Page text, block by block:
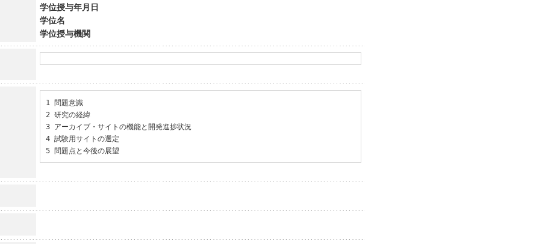
学位授与年月日
学位名
学位授与機関
1 問題意識
2 研究の経緯
3 アーカイブ・サイトの機能と開発進捗状況
4 試験用サイトの選定
5 問題点と今後の展望